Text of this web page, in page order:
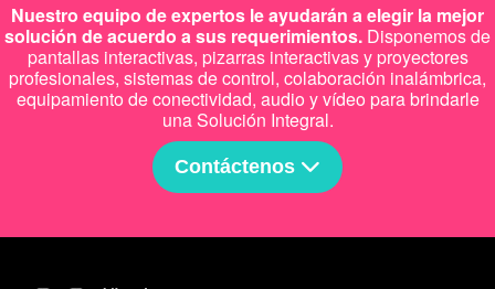
Nuestro equipo de expertos le ayudarán a elegir la mejor
solución de acuerdo a sus requerimientos. Disponemos de
pantallas interactivas, pizarras interactivas y proyectores
profesionales, sistemas de control, colaboración inalámbrica,
equipamiento de conectividad, audio y vídeo para brindarle
una Solución Integral.
Contáctenos